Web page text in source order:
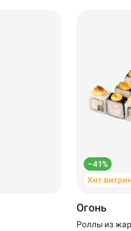
–41%
Хит
Огонь
Роллы из